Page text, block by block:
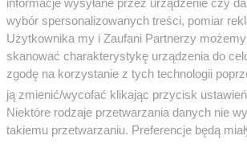
Józefa Piłsudskiego i prezydenta
ma głos ws. pochówku.”
Reklama
więcej niż jedna z wielu szacownych
wybór spersonalizowanych treści, pomiar
Użytkownika my i Zaufani Partnerzy
skanować charakterystykę urządzenia do
zgodę na korzystanie z tych technologii
ją zmienić/wycofać klikając przycisk
Niektóre rodzaje przetwarzania danych nie
takiemu przetwarzaniu. Preferencje będą